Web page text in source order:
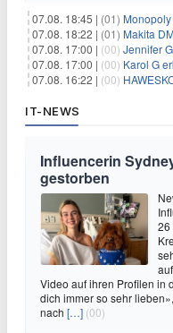
07.08. 18:45 | (01)
07.08. 18:22 | (01) Makita
07.08. 17:00 | (00) Jennifer Grey:
07.08. 17:00 | (00) Karol G erklärt
07.08. 16:22 | (00) HAWESKO
IT-NEWS
Influencerin
gestorben
26
Video auf ihren Profilen in
dich immer so sehr
nach […] (00)